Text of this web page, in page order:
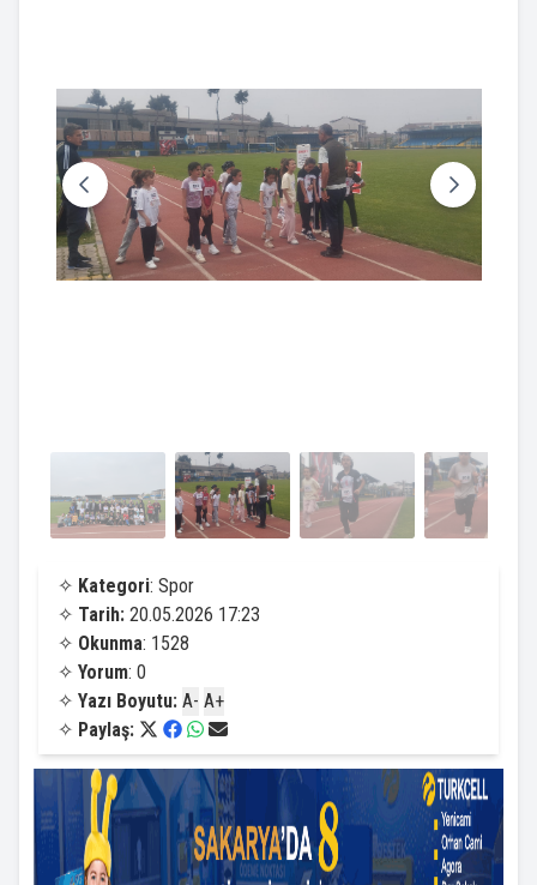
✧ Kategori: Spor
✧ Tarih: 20.05.2026 17:23
✧ Okunma: 1528
✧ Yorum: 0
✧ Yazı Boyutu: A- A+
✧ Paylaş: